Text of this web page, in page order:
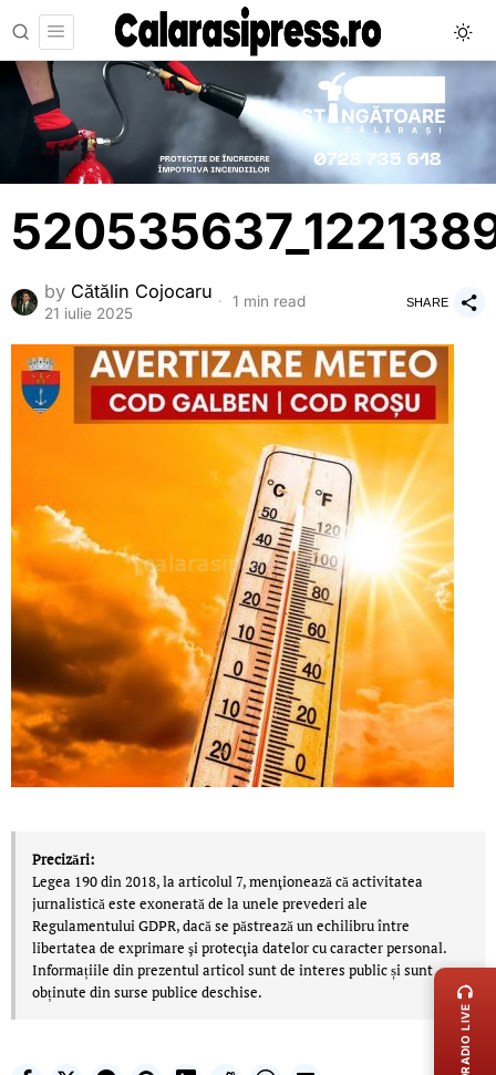
by Cătălin Cojocaru
21 iulie 2025
1 min read SHARE
Precizări:
Legea 190 din 2018, la articolul 7, menţionează că activitatea
jurnalistică este exonerată de la unele prevederi ale
Regulamentului GDPR, dacă se păstrează un echilibru între
libertatea de exprimare şi protecţia datelor cu caracter personal.
Informațiile din prezentul articol sunt de interes public și sunt
obținute din surse publice deschise.
RADIO LIVE